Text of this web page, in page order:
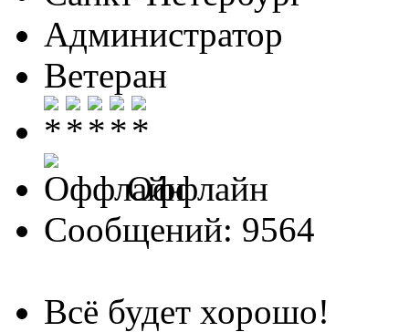
Администратор
Ветеран
Оффлайн
Сообщений: 9564
Всё будет хорошо!